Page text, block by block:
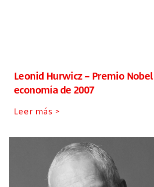
Leonid Hurwicz – Premio
economía de 2007
Leer más >